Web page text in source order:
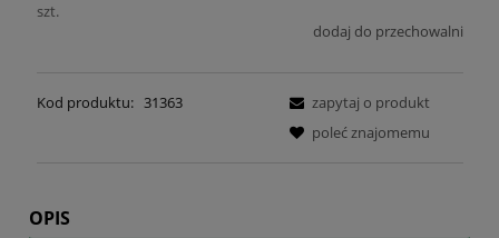
szt.
dodaj do przechowalni
Kod produktu: 31363
zapytaj o produkt
poleć znajomemu
OPIS